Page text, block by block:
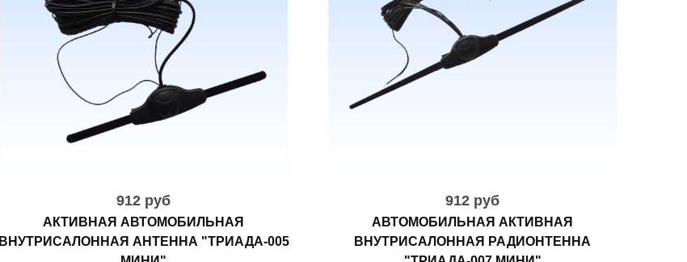
912 руб
АКТИВНАЯ АВТОМОБИЛЬНАЯ
ВНУТРИСАЛОННАЯ АНТЕННА "ТРИАДА-005
912 руб
АВТОМОБИЛЬНАЯ АКТИВНАЯ
ВНУТРИСАЛОННАЯ РАДИОНТЕННА